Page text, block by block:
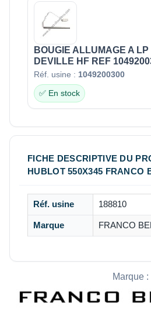
BOUGIE ALLUMAGE A LP
DEVILLE HF REF
Réf. usine : 1049200300
✅ En stock
FICHE DESCRIPTIVE DU
HUBLOT 550X345 FRANCO
Réf. usine 188810
Marque FRANCO
Marque :